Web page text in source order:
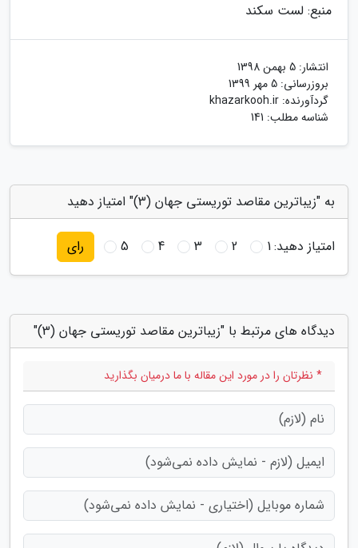
منبع: لست سکند
انتشار: 5 بهمن 1398
بروزرسانی: 5 مهر 1399
گردآورنده: khazarkooh.ir
شناسه مطلب: 141
به "زیباترین مقاصد توریستی جهان (3)" امتیاز دهید
امتیاز دهید:1
2
3
4
5 رای
دیدگاه های مرتبط با "زیباترین مقاصد توریستی جهان (3)"
* نظرتان را در مورد این مقاله با ما درمیان بگذارید